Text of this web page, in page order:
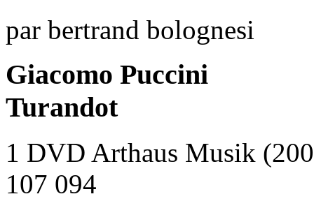
par bertrand bolognesi
Giacomo Puccini
Turandot
1 DVD Arthaus Musik
107 094